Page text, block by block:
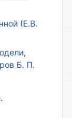
(Е.В.
Б. П.